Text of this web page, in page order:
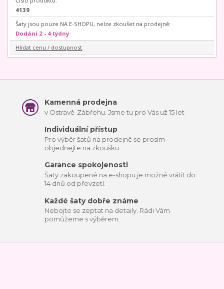
4139
Šaty jsou pouze NA E-SHOPU, nelze zkoušet na prodejně:
Dodání 2 - 4 týdny
Hlídat cenu / dostupnost
Kamenná prodejna
v Ostravě-Zábřehu. Jsme tu pro Vás už 15 let
Individuální přístup
Pro výběr šatů na prodejně se prosím
objednejte na zkoušku
Garance spokojenosti
Šaty zakoupené na e-shopu je možné vrátit do
14 dnů od převzetí.
Každé šaty dobře známe
Nebojte se zeptat na detaily. Rádi Vám
pomůžeme s výběrem.